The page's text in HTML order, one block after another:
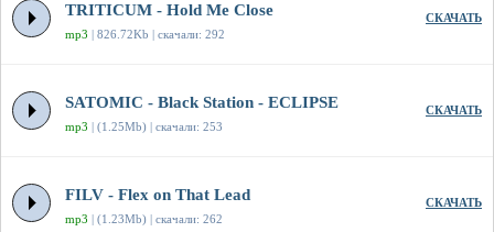
TRITICUM - Hold Me Close
mp3 | 826.72Kb | скачали: 292
СКАЧАТЬ
SATOMIC - Black Station - ECLIPSE
mp3 | (1.25Mb) | скачали: 253
СКАЧАТЬ
FILV - Flex on That Lead
mp3 | (1.23Mb) | скачали: 262
СКАЧАТЬ